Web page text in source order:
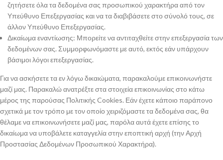
ζητήσετε όλα τα δεδομένα σας προσωπικού χαρακτήρα από τον
Υπεύθυνο Επεξεργασίας και να τα διαβιβάσετε στο σύνολό τους, σε
άλλον Υπεύθυνο Επεξεργασίας.
Δικαίωμα εναντίωσης: Μπορείτε να αντιταχθείτε στην επεξεργασία των
δεδομένων σας. Συμμορφωνόμαστε με αυτό, εκτός εάν υπάρχουν
βάσιμοι λόγοι επεξεργασίας.
Για να ασκήσετε τα εν λόγω δικαιώματα, παρακαλούμε επικοινωνήστε
μαζί μας. Παρακαλώ ανατρέξτε στα στοιχεία επικοινωνίας στο κάτω
μέρος της παρούσας Πολιτικής Cookies. Εάν έχετε κάποιο παράπονο
σχετικά με τον τρόπο με τον οποίο χειριζόμαστε τα δεδομένα σας, θα
θέλαμε να επικοινωνήσετε μαζί μας, παρόλα αυτά έχετε επίσης το
δικαίωμα να υποβάλετε καταγγελία στην εποπτική αρχή (την Αρχή
Προστασίας Δεδομένων Προσωπικού Χαρακτήρα).